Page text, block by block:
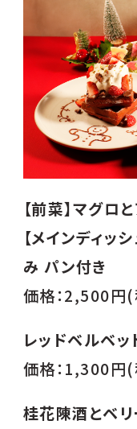
【前菜】マグロ
【メインディッ
み パン付き
価格：2,500円
レッドベルベッ
価格：1,300円
桂花陳酒とベ